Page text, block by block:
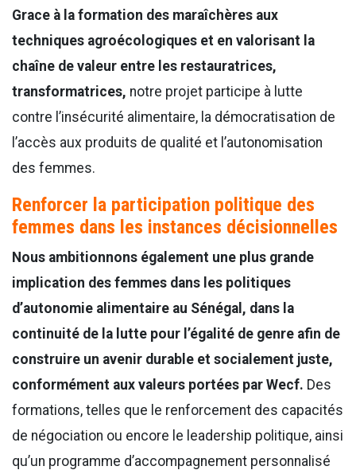
Grace à la formation des maraîchères aux
techniques agroécologiques et en valorisant la
chaîne de valeur entre les restauratrices,
transformatrices, notre projet participe à lutte
contre l’insécurité alimentaire, la démocratisation de
l’accès aux produits de qualité et l’autonomisation
des femmes.
Renforcer la participation politique des
femmes dans les instances décisionnelles
Nous ambitionnons également une plus grande
implication des femmes dans les politiques
d’autonomie alimentaire au Sénégal, dans la
continuité de la lutte pour l’égalité de genre afin de
construire un avenir durable et socialement juste,
conformément aux valeurs portées par Wecf. Des
formations, telles que le renforcement des capacités
de négociation ou encore le leadership politique, ainsi
qu’un programme d’accompagnement personnalisé